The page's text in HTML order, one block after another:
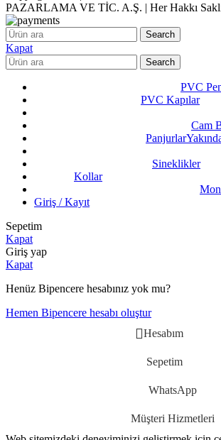
PAZARLAMA VE TİC. A.Ş. | Her Hakkı
Search
Kapat
Search
PVC
PVC Kapılar
Cam
Panjurlar
Sineklikler
Kollar
Giriş / Kayıt
Sepetim
Kapat
Giriş yap
Kapat
Henüz Bipencere hesabınız yok mu?
Hemen Bipencere hesabı oluştur
Hesabım
Sepetim
WhatsApp
Müşteri Hizmetleri